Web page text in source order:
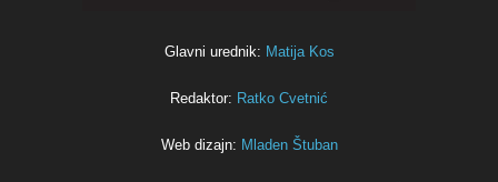
Glavni urednik: Matija Kos
Redaktor: Ratko Cvetnić
Web dizajn: Mladen Štuban